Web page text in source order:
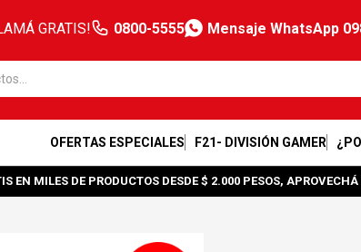
GRATIS! 0800-5555 Mensaje WhatsApp
OFERTAS ESPECIALES F21- DIVISIÓN GAMER
EN MILES DE PRODUCTOS DESDE $ 2.000 PESOS,